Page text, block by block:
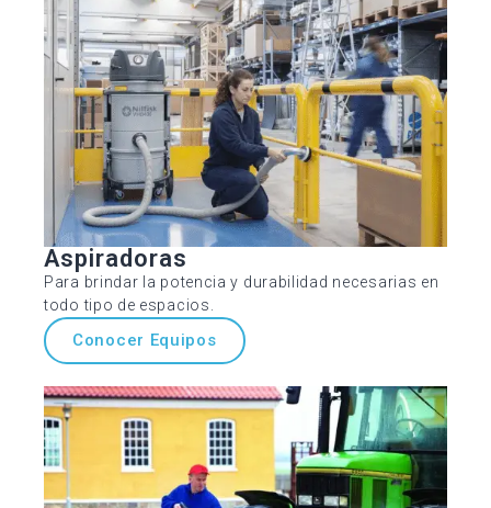
Aspiradoras
Para brindar la potencia y durabilidad necesarias en
todo tipo de espacios.
Conocer Equipos